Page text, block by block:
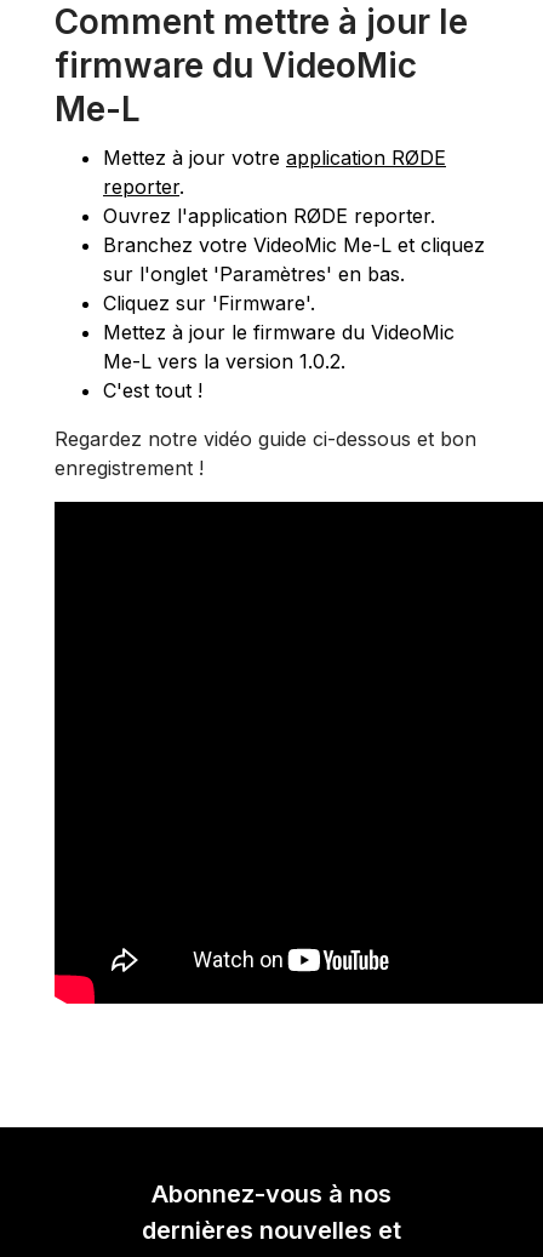
Comment mettre à jour le
firmware du VideoMic
Me-L
Mettez à jour votre application RØDE
reporter.
Ouvrez l'application RØDE reporter.
Branchez votre VideoMic Me-L et cliquez
sur l'onglet 'Paramètres' en bas.
Cliquez sur 'Firmware'.
Mettez à jour le firmware du VideoMic
Me-L vers la version 1.0.2.
C'est tout !
Regardez notre vidéo guide ci-dessous et bon
enregistrement !
Abonnez-vous à nos
dernières nouvelles et